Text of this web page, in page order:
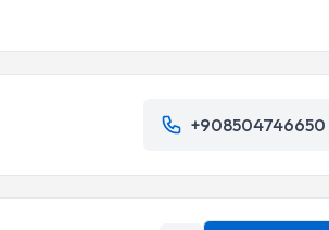
+908504746650